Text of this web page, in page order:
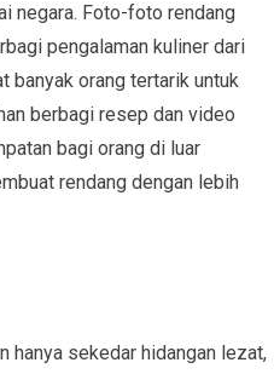
negara. Foto-foto rendang
pengalaman kuliner dari
banyak orang tertarik untuk
berbagi resep dan video
bagi orang di luar
rendang dengan lebih
hanya sekedar hidangan lezat,